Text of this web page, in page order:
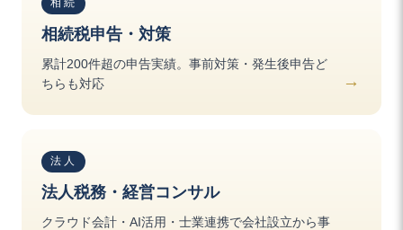
相続
相続税申告・対策
累計200件超の申告実績。事前対策・発生後申告ど
ちらも対応
法人
法人税務・経営コンサル
クラウド会計・AI活用・士業連携で会社設立から事